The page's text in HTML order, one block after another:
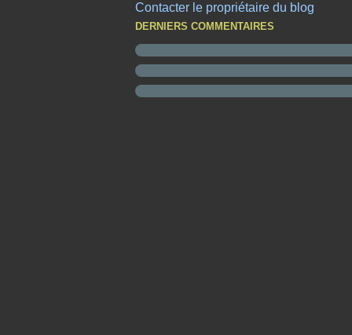
Contacter le propriétaire du blog
DERNIERS COMMENTAIRES